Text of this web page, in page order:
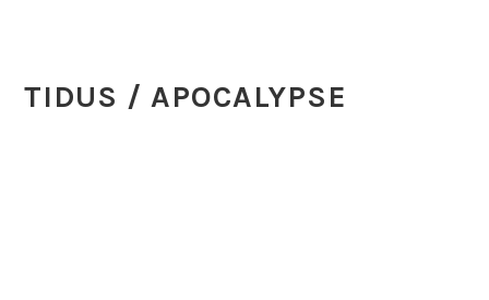
TIDUS / APOCALYPSE